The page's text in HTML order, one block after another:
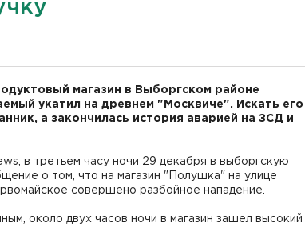
магазин в Выборгском районе
укатил на древнем "Москвиче". Искать его
а закончилась история аварией на ЗСД и
в третьем часу ночи 29 декабря в выборгскую
о том, что на магазин "Полушка" на улице
совершено разбойное нападение.
около двух часов ночи в магазин зашел высокий